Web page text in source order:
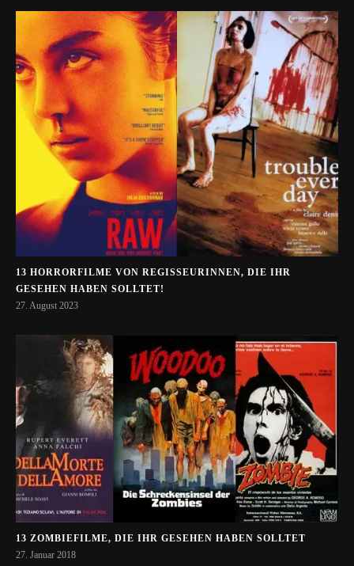
13 HORRORFILME VON REGISSEURINNEN, DIE IHR
GESEHEN HABEN SOLLTET!
27. August 2023
13 ZOMBIEFILME, DIE IHR GESEHEN HABEN SOLLTET
27. Januar 2018